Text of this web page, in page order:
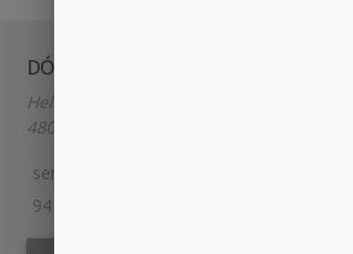
DÓNDE Y CUÁNDO
Heliodoro de la Torre 9
48014, BILBAO, España.
semillabilbao@gmail.com
94 609 85 85